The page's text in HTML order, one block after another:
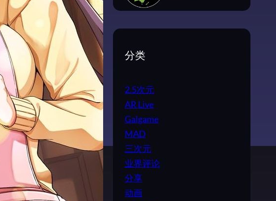
分类
2.5次元
AR Live
Galgame
MAD
三次元
业界评论
分享
动画